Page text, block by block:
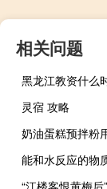
相关问题
黑龙江教资什么
灵宿 攻略
能和水反应的物